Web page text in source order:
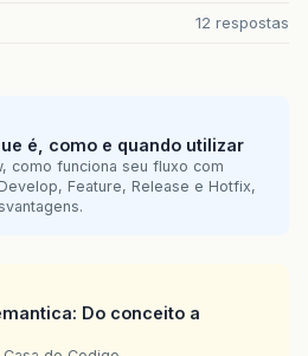
12 respostas
é, como e quando utilizar
como funciona seu fluxo com
Feature, Release e Hotfix,
Do conceito a